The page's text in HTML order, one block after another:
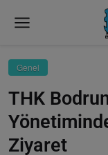
Genel
THK
Ziyaret